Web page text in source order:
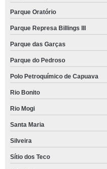
Parque Oratório
Parque Represa Billings III
Parque das Garças
Parque do Pedroso
Polo Petroquímico de Capuava
Rio Bonito
Rio Mogi
Santa Maria
Silveira
Sítio dos Teco